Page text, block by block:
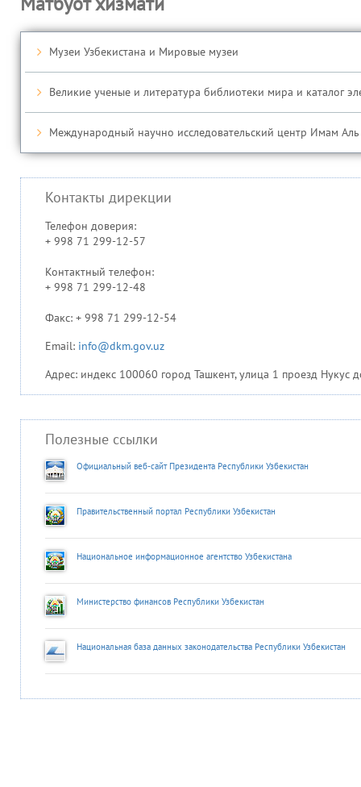
Музеи Узбекистана и Мировые музеи
Великие ученые и литература библиотеки мира и каталог
Международный научно исследовательский центр Имам
Контакты дирекции
Телефон доверия:
+ 998 71 299-12-57
Контактный телефон:
+ 998 71 299-12-48
Факс: + 998 71 299-12-54
Email: info@dkm.gov.uz
Адрес: индекс 100060 город Ташкент, улица 1 проезд Нукус
Полезные ссылки
Официальный веб-сайт Президента Республики Узбекистан
Правительственный портал Республики Узбекистан
Национальное информационное агентство Узбекистана
Министерство финансов Республики Узбекистан
Национальная база данных законодательства Республики Узбекистан